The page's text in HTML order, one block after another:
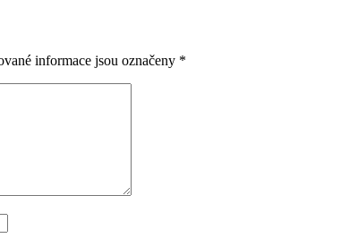
informace jsou označeny *